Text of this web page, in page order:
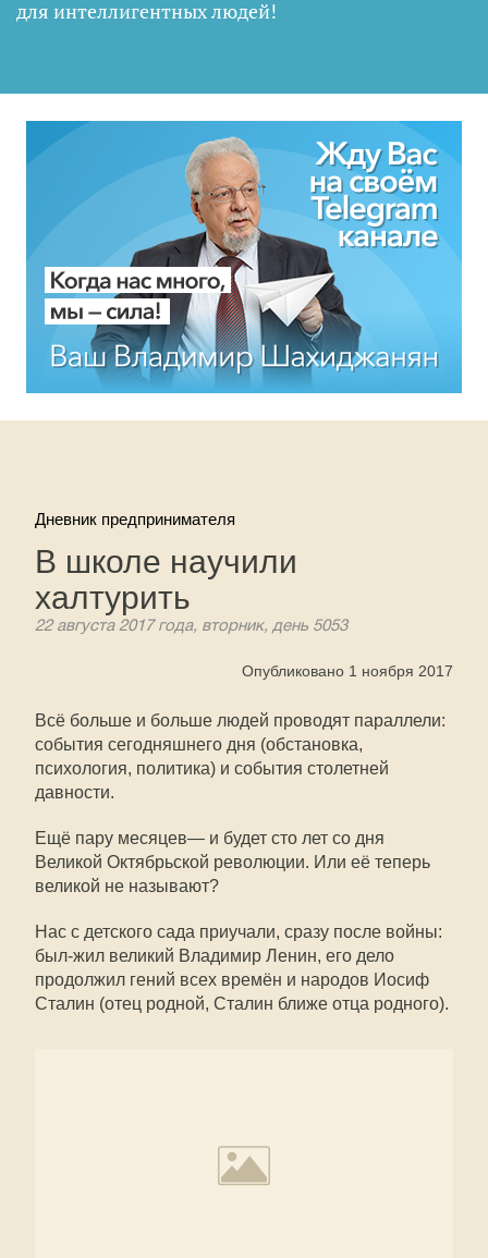
для интеллигентных людей!
Дневник предпринимателя
В школе научили
халтурить
22 августа 2017 года, вторник, день 5053
Опубликовано 1 ноября 2017
Всё больше и больше людей проводят параллели:
события сегодняшнего дня (обстановка,
психология, политика) и события столетней
давности.
Ещё пару месяцев— и будет сто лет со дня
Великой Октябрьской революции. Или её теперь
великой не называют?
Нас с детского сада приучали, сразу после войны:
был-жил великий Владимир Ленин, его дело
продолжил гений всех времён и народов Иосиф
Сталин (отец родной, Сталин ближе отца родного).